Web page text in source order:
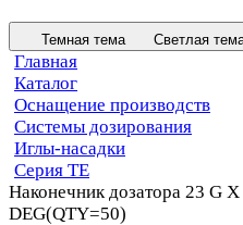
Темная тема Светлая
Главная
Каталог
Оснащение производств
Системы дозирования
Иглы-насадки
Серия TE
Наконечник дозатора 23 G
DEG(QTY=50)